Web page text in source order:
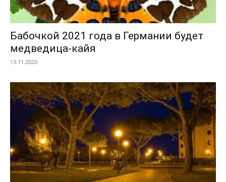
Бабочкой 2021 года в Германии будет
медведица-кайя
13.11.2020